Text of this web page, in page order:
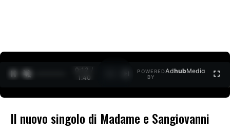
0:12 /
1:40
POWERED
BY
AdhubMedia
Il nuovo singolo di Madame e Sangiovanni